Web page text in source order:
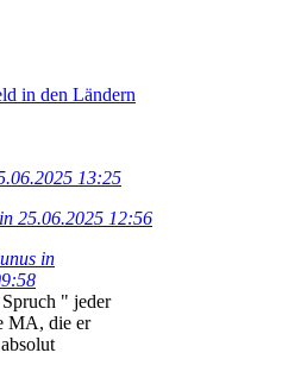
in den Ländern
13:25
25.06.2025 12:56
in
" jeder
MA, die er